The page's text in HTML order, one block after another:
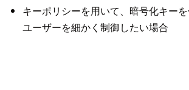
キーポリシーを用いて、暗号化キー
ユーザーを細かく制御したい場合